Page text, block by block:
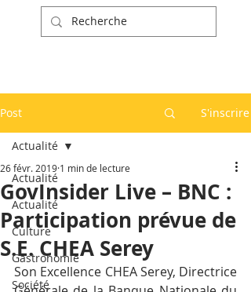
Post S'inscrire
Actualité
Actualité
Culture
Gastronomie
Société
Actualité
GovInsider Live – BNC :
Participation prévue de
S.E. CHEA Serey
26 févr. 2019 1 min de lecture
Son Excellence CHEA Serey, Directrice